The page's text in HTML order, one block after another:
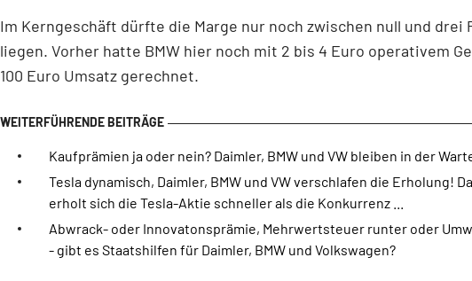
Im Kerngeschäft dürfte die Marge nur noch zwischen null und drei
liegen. Vorher hatte BMW hier noch mit 2 bis 4 Euro operativem
100 Euro Umsatz gerechnet.
Kaufprämien ja oder nein? Daimler, BMW und VW bleiben in der
Tesla dynamisch, Daimler, BMW und VW verschlafen die Erholung!
erholt sich die Tesla-Aktie schneller als die Konkurrenz ...
Abwrack- oder Innovatonsprämie, Mehrwertsteuer runter oder
- gibt es Staatshilfen für Daimler, BMW und Volkswagen?